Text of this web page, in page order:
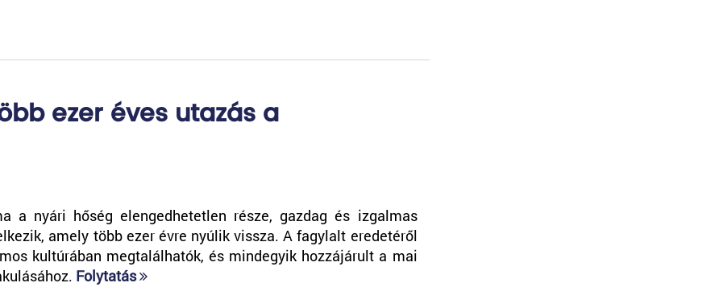
ezer éves utazás a
a nyári hőség elengedhetetlen része, gazdag és izgalmas
amely több ezer évre nyúlik vissza. A fagylalt eredetéről
kultúrában megtalálhatók, és mindegyik hozzájárult a mai
Folytatás